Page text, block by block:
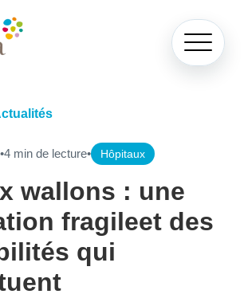
•4 min de lecture• Hôpitaux
wallons : une
fragileet des
qui